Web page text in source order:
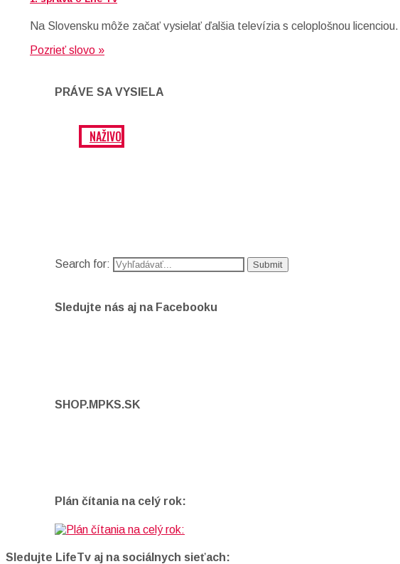
Na Slovensku môže začať vysielať ďalšia televízia s celoplošnou licenciou.
Pozrieť slovo »
PRÁVE SA VYSIELA
NAŽIVO
Search for:
Sledujte nás aj na Facebooku
SHOP.MPKS.SK
Plán čítania na celý rok:
Sledujte LifeTv aj na sociálnych sieťach: